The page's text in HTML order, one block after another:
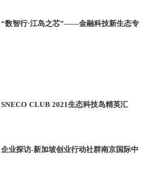
“数智行·江岛之芯”——金融科技新生态专
CLUB 2021生态科技岛精英汇
业探访-新加坡创业行动社群南京国际中